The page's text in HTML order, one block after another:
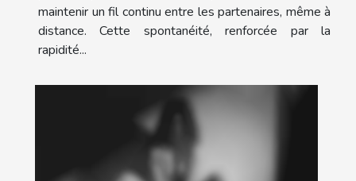
maintenir un fil continu entre les partenaires, même à
distance. Cette spontanéité, renforcée par la
rapidité...